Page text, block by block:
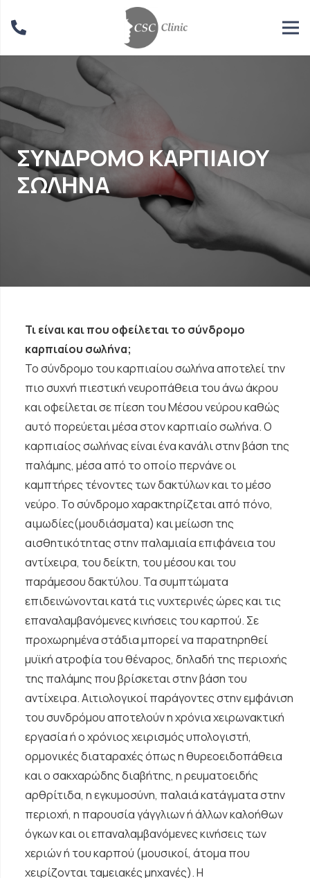
ΣΥΝΔΡΟΜΟ ΚΑΡΠΙΑΙΟΥ
ΣΩΛΗΝΑ
Τι είναι και που οφείλεται το σύνδρομο
καρπιαίου σωλήνα;
Το σύνδρομο του καρπιαίου σωλήνα αποτελεί την
πιο συχνή πιεστική νευροπάθεια του άνω άκρου
και οφείλεται σε πίεση του Μέσου νεύρου καθώς
αυτό πορεύεται μέσα στον καρπιαίο σωλήνα. Ο
καρπιαίος σωλήνας είναι ένα κανάλι στην βάση της
παλάμης, μέσα από το οποίο περνάνε οι
καμπτήρες τένοντες των δακτύλων και το μέσο
νεύρο. Το σύνδρομο χαρακτηρίζεται από πόνο,
αιμωδίες(μουδιάσματα) και μείωση της
αισθητικότητας στην παλαμιαία επιφάνεια του
αντίχειρα, του δείκτη, του μέσου και του
παράμεσου δακτύλου. Τα συμπτώματα
επιδεινώνονται κατά τις νυχτερινές ώρες και τις
επαναλαμβανόμενες κινήσεις του καρπού. Σε
προχωρημένα στάδια μπορεί να παρατηρηθεί
μυϊκή ατροφία του θέναρος, δηλαδή της περιοχής
της παλάμης που βρίσκεται στην βάση του
αντίχειρα. Αιτιολογικοί παράγοντες στην εμφάνιση
του συνδρόμου αποτελούν η χρόνια χειρωνακτική
εργασία ή ο χρόνιος χειρισμός υπολογιστή,
ορμονικές διαταραχές όπως η θυρεοειδοπάθεια
και ο σακχαρώδης διαβήτης, η ρευματοειδής
αρθρίτιδα, η εγκυμοσύνη, παλαιά κατάγματα στην
περιοχή, η παρουσία γάγγλιων ή άλλων καλοήθων
όγκων και οι επαναλαμβανόμενες κινήσεις των
χεριών ή του καρπού (μουσικοί, άτομα που
χειρίζονται ταμειακές μηχανές). Η